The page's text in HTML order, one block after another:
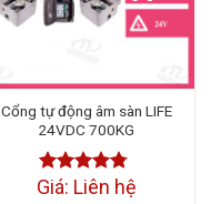
Cổng tự động âm sàn LIFE
24VDC 700KG
Được xếp
Giá: Liên hệ